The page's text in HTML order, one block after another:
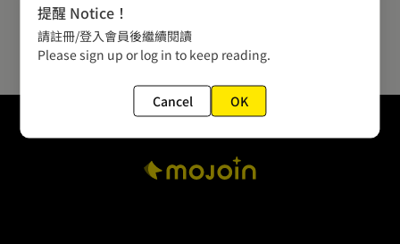
提醒 Notice！
請註冊/登入會員後繼續閱讀
Please sign up or log in to keep reading.
Cancel OK